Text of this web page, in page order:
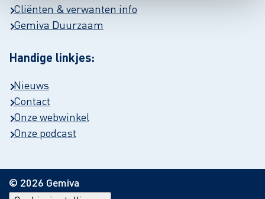
Cliënten & verwanten info
Gemiva Duurzaam
Handige linkjes:
Nieuws
Contact
Onze webwinkel
Onze podcast
© 2026 Gemiva